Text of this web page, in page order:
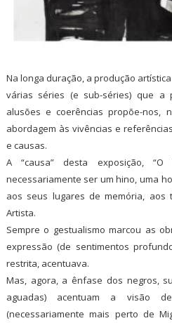
Na longa duração, a produção
várias séries (e sub-séries) que a
alusões e coerências propõe-nos,
abordagem às vivências e
e causas.
A “causa” desta exposição,
necessariamente ser um hino, uma
aos seus lugares de memória,
Artista.
Sempre o gestualismo marcou as
expressão (de sentimentos
restrita, acentuava.
Mas, agora, a ênfase dos negros,
aguadas) acentuam a visão
(necessariamente mais perto de